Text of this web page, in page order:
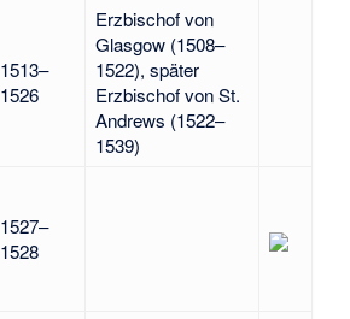
1513–
1526
Erzbischof von
Glasgow (1508–
1522), später
Erzbischof von St.
Andrews (1522–
1539)
1527–
1528